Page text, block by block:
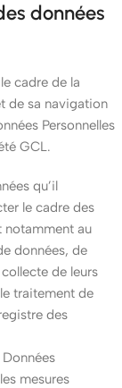
données
cadre de la
de sa navigation
Personnelles
GCL.
qu’il
le cadre des
notamment au
données, de
de leurs
traitement de
des
mesures